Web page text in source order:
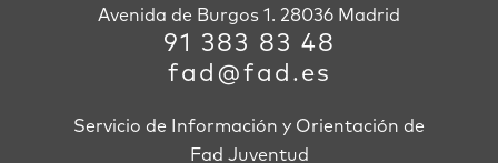
Avenida de Burgos 1. 28036 Madrid
91 383 83 48
fad@fad.es
Servicio de Información y Orientación de
Fad Juventud